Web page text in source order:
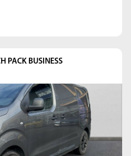
PACK BUSINESS